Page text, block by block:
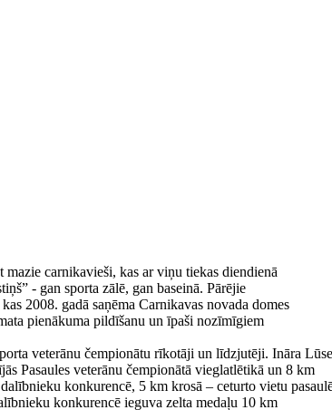
carnikavieši, kas ar viņu tiekas diendienā
- gan sporta zālē, gan baseinā. Pārējie
2008. gadā saņēma Carnikavas novada domes
pienākuma pildīšanu un īpaši nozīmīgiem
veterānu čempionātu rīkotāji un līdzjutēji. Ināra Lūse
Pasaules veterānu čempionātā vieglatlētikā un 8 km
konkurencē, 5 km krosā – ceturto vietu
konkurencē ieguva zelta medaļu 10 km